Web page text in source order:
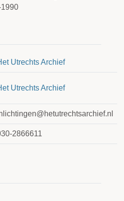
Utrechts Archief
Utrechts Archief
2866611